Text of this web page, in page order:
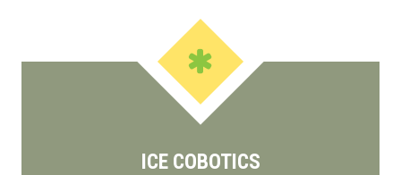
ICE COBOTICS